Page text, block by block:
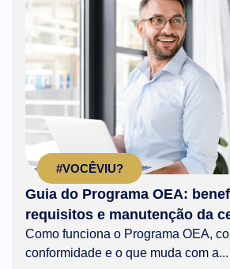
#VOCÊVIU?
Guia do Programa OEA:
requisitos e manutenção da
Como funciona o Programa OEA,
conformidade e o que muda com a...